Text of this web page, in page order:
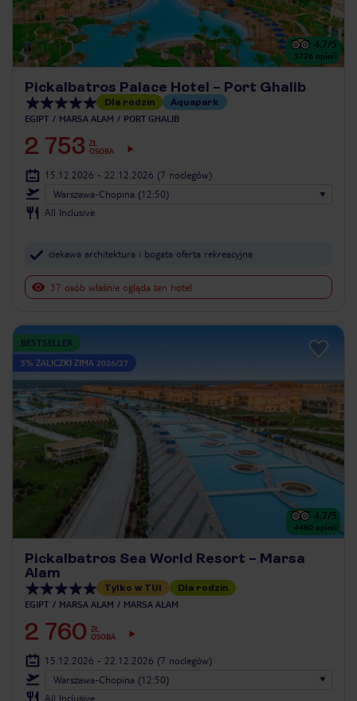
4.7/5
3726 opinii
Pickalbatros Palace Hotel – Port Ghalib
Dla rodzin Aquapark
EGIPT MARSA ALAM PORT GHALIB
2 753 ZŁ
OSOBA
15.12.2026 - 22.12.2026 (7 noclegów)
Warszawa-Chopina (12:50)
All Inclusive
ciekawa architektura i bogata oferta rekreacyjna
37 osób właśnie ogląda ten hotel
BESTSELLER
5% ZALICZKI ZIMA 2026/27
4.7/5
4480 opinii
Pickalbatros Sea World Resort – Marsa
Alam
Tylko w TUI Dla rodzin
EGIPT MARSA ALAM MARSA ALAM
2 760 ZŁ
OSOBA
15.12.2026 - 22.12.2026 (7 noclegów)
Warszawa-Chopina (12:50)
All Inclusive